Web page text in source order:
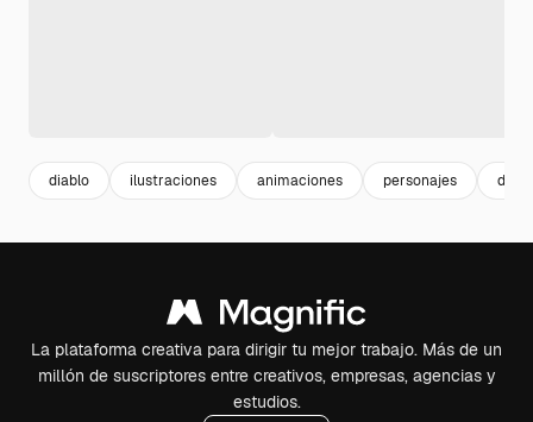
diablo ilustraciones animaciones personajes
La plataforma creativa para dirigir tu mejor trabajo. Más de un
millón de suscriptores entre creativos, empresas, agencias y
estudios.